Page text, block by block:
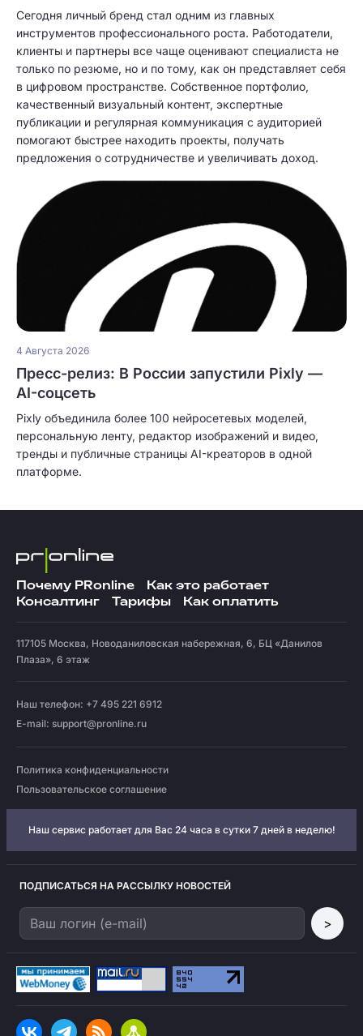
Сегодня личный бренд стал одним из главных
инструментов профессионального роста. Работодатели,
клиенты и партнеры все чаще оценивают специалиста не
только по резюме, но и по тому, как он представляет себя
в цифровом пространстве. Собственное портфолио,
качественный визуальный контент, экспертные
публикации и регулярная коммуникация с аудиторией
помогают быстрее находить проекты, получать
предложения о сотрудничестве и увеличивать доход.
4 Августа 2026
Пресс-релиз: В России запустили Pixly —
AI-соцсеть
Pixly объединила более 100 нейросетевых моделей,
персональную ленту, редактор изображений и видео,
тренды и публичные страницы AI-креаторов в одной
платформе.
Почему PRonline
Как это работает
Консалтинг
Тарифы Как оплатить
117105 Москва, Новоданиловская набережная, 6, БЦ «Данилов
Плаза», 6 этаж
Наш телефон: +7 495 221 6912
E-mail: support@pronline.ru
Политика конфиденциальности
Пользовательское соглашение
Наш сервис работает для Вас 24 часа в сутки 7 дней в неделю!
ПОДПИСАТЬСЯ НА РАССЫЛКУ НОВОСТЕЙ